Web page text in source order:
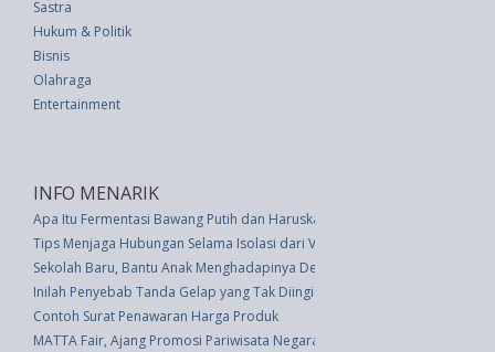
Sastra
Hukum & Politik
Bisnis
Olahraga
Entertainment
INFO MENARIK
Apa Itu Fermentasi Bawang Putih dan Haruskan Anda Mengonsumsinya?
Tips Menjaga Hubungan Selama Isolasi dari Virus Corona
Sekolah Baru, Bantu Anak Menghadapinya Dengan Tips Ini
Inilah Penyebab Tanda Gelap yang Tak Diinginkan pada Kulit
Contoh Surat Penawaran Harga Produk
MATTA Fair, Ajang Promosi Pariwisata Negara-Negara Asia Pasifik